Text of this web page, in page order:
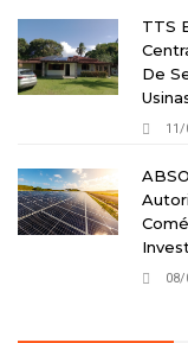
TTS
De
11/
08/